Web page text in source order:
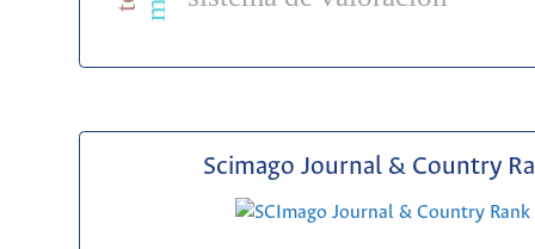
Scimago Journal & Country